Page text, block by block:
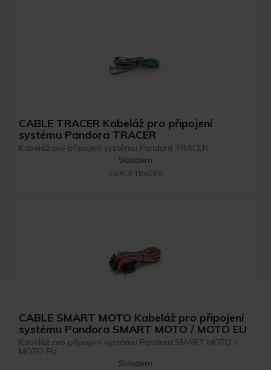
CABLE TRACER Kabeláž pro připojení
systému Pandora TRACER
Kabeláž pro připojení systému Pandora TRACER.
Skladem
CABLE TRACER
CABLE SMART MOTO Kabeláž pro připojení
systému Pandora SMART MOTO / MOTO EU
Kabeláž pro připojení systému Pandora SMART MOTO /
MOTO EU.
Skladem